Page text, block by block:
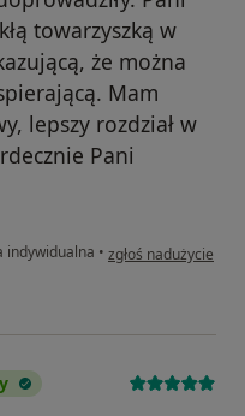
towarzyszką w
że można
Mam
lepszy rozdział w
Pani
indywidualna • w opinii
zgłoś nadużycie